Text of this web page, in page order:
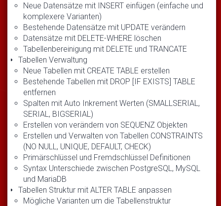
Neue Datensätze mit INSERT einfügen (einfache und
komplexere Varianten)
Bestehende Datensätze mit UPDATE verändern
Datensätze mit DELETE-WHERE löschen
Tabellenbereinigung mit DELETE und TRANCATE
Tabellen Verwaltung
Neue Tabellen mit CREATE TABLE erstellen
Bestehende Tabellen mit DROP [IF EXISTS] TABLE
entfernen
Spalten mit Auto Inkrement Werten (SMALLSERIAL,
SERIAL, BIGSERIAL)
Erstellen von verändern von SEQUENZ Objekten
Erstellen und Verwalten von Tabellen CONSTRAINTS
(NO NULL, UNIQUE, DEFAULT, CHECK)
Primärschlüssel und Fremdschlüssel Definitionen
Syntax Unterschiede zwischen PostgreSQL, MySQL
und MariaDB
Tabellen Struktur mit ALTER TABLE anpassen
Mögliche Varianten um die Tabellenstruktur